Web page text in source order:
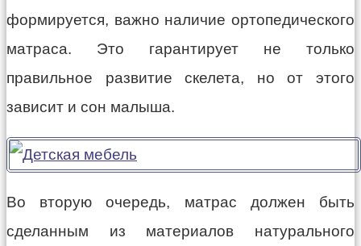
формируется, важно наличие ортопедического
матраса. Это гарантирует не только
правильное развитие скелета, но от этого
зависит и сон малыша.
Во вторую очередь, матрас должен быть
сделанным из материалов натурального